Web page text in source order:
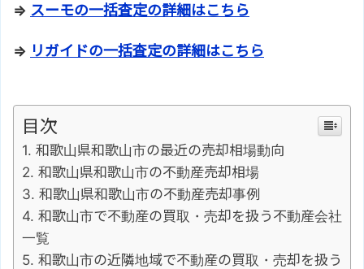
⇒ スーモの一括査定の詳細はこちら
⇒ リガイドの一括査定の詳細はこちら
目次
和歌山県和歌山市の最近の売却相場動向
和歌山県和歌山市の不動産売却相場
和歌山県和歌山市の不動産売却事例
和歌山市で不動産の買取・売却を扱う不動産会社
一覧
和歌山市の近隣地域で不動産の買取・売却を扱う